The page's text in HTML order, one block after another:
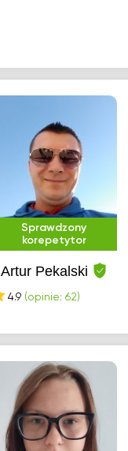
Sprawdzony
korepetytor
Artur Pekalski
4.9 (opinie: 62)